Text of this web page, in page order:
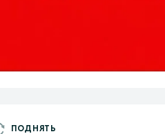
ПОДНЯТЬ